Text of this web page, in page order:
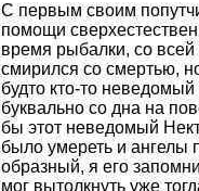
С первым своим
помощи
время рыбалки, со
смирился со смертью,
будто кто-то
буквально со дна на
бы этот неведомый
было умереть и
образный, я его
мог вытолкнуть уже